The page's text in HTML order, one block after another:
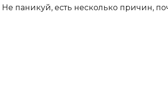
Не паникуй, есть несколько причин,